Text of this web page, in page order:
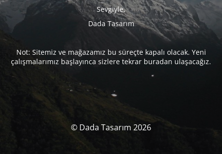
Sevgiyle,
Dada Tasarım
Not: Sitemiz ve mağazamız bu süreçte kapalı olacak. Yeni
çalışmalarımız başlayınca sizlere tekrar buradan ulaşacağız.
© Dada Tasarım 2026